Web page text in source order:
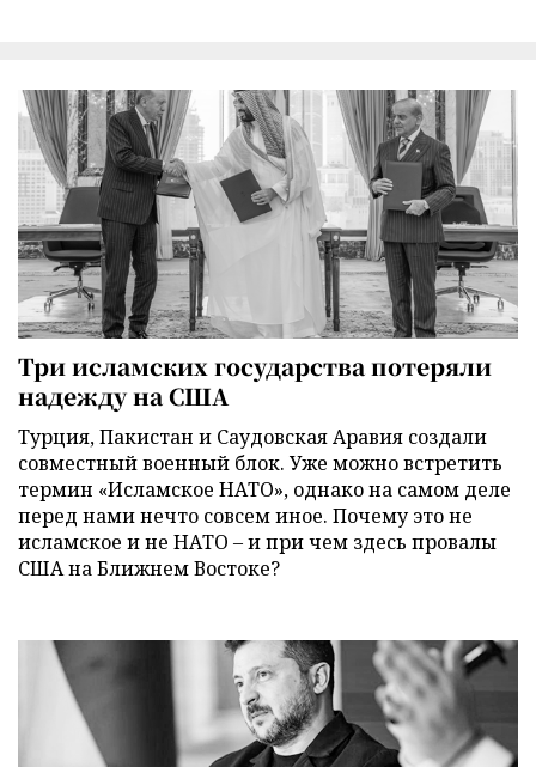
Три исламских государства потеряли
надежду на США
Турция, Пакистан и Саудовская Аравия создали
совместный военный блок. Уже можно встретить
термин «Исламское НАТО», однако на самом деле
перед нами нечто совсем иное. Почему это не
исламское и не НАТО – и при чем здесь провалы
США на Ближнем Востоке?